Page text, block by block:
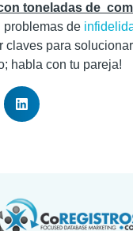
toneladas de
problemas de
claves para
habla con tu pareja!